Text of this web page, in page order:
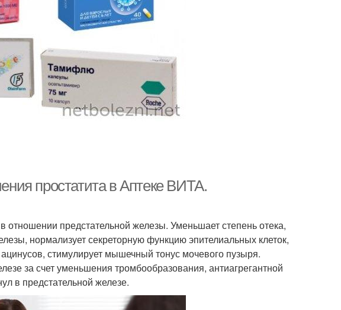
простатита в Аптеке ВИТА.
предстательной железы. Уменьшает степень отека,
нормализует секреторную функцию эпителиальных клеток,
стимулирует мышечный тонус мочевого пузыря.
за счет уменьшения тромбообразования, антиагрегантной
в предстательной железе.